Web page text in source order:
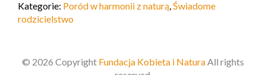
Kategorie: Poród w harmonii z naturą,Świadome
rodzicielstwo
© 2026 Copyright Fundacja Kobieta i NaturaAll rights